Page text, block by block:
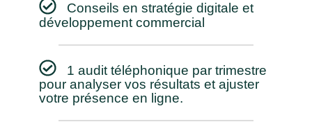
Conseils en stratégie digitale et
développement commercial
1 audit téléphonique par trimestre
pour analyser vos résultats et ajuster
votre présence en ligne.